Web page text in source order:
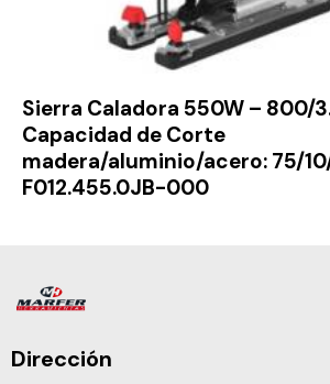
Sierra Caladora 550W – 800/
Capacidad de Corte
madera/aluminio/acero: 75/
F012.455.0JB-000
Dirección